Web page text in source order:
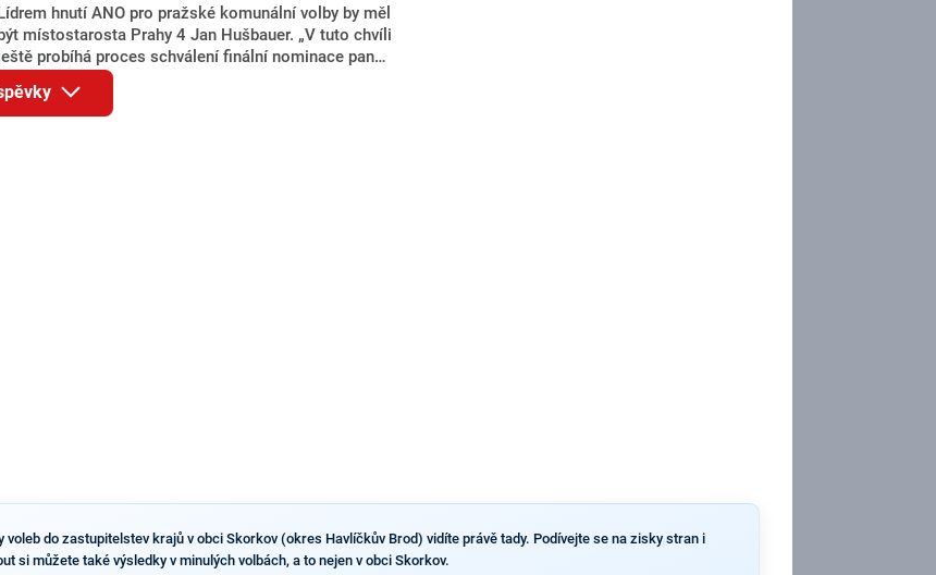
hnutí ANO pro pražské komunální volby by měl
místostarosta Prahy 4 Jan Hušbauer. „V tuto chvíli
probíhá proces schválení finální nominace pana
Jana Hušbauera Výborem hnutí ANO,“ uvedl pro
místopředseda pražského ANO Martin
O Hušbauerovi se spekulovalo jako o
do zastupitelstev krajů v obci Skorkov (okres Havlíčkův Brod) vidíte právě tady. Podívejte se na zisky stran i
si můžete také výsledky v minulých volbách, a to nejen v obci Skorkov.